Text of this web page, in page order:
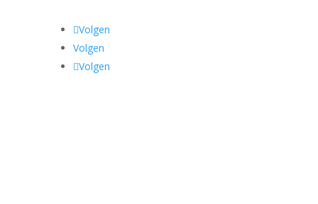
Volgen
Volgen
Volgen